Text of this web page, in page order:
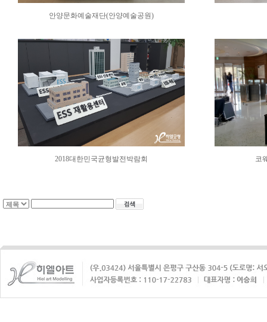
안양문화예술재단(안양예술공원)
2018대한민국균형발전박람회 코